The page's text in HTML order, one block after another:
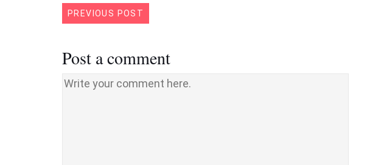
PREVIOUS POST
Post a comment